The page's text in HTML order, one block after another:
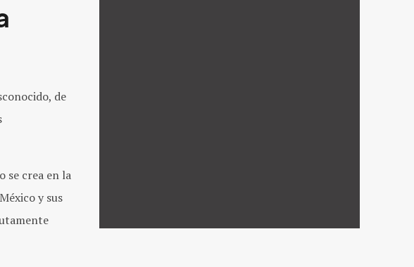
de
se crea en la
y sus